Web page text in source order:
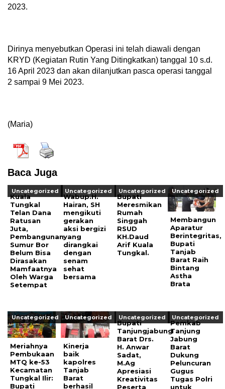
2023.
Dirinya menyebutkan Operasi ini telah diawali dengan
KRYD (Kegiatan Rutin Yang Ditingkatkan) tanggal 10 s.d.
16 April 2023 dan akan dilanjutkan pasca operasi tanggal
2 sampai 9 Mei 2023.
(Maria)
Baca Juga
Uncategorized
Kuala
Tungkal
Telan Dana
Ratusan
Juta,
Pembangunan
Sumur Bor
Belum Bisa
Dirasakan
Mamfaatnya
Oleh Warga
Setempat
Uncategorized
Wabup.H.
Hairan, SH
mengikuti
gerakan
aksi bergizi
yang
dirangkai
dengan
senam
sehat
bersama
Uncategorized
Bupati
Meresmikan
Rumah
Singgah
RSUD
KH.Daud
Arif Kuala
Tungkal.
Uncategorized
Membangun
Aparatur
Berintegritas,
Bupati
Tanjab
Barat Raih
Bintang
Astha
Brata
Uncategorized
Meriahnya
Pembukaan
MTQ ke-53
Kecamatan
Tungkal Ilir:
Bupati
Uncategorized
Kinerja
baik
kapolres
Tanjab
Barat
berhasil
Uncategorized
Bupati
Tanjungjabung
Barat Drs.
H. Anwar
Sadat,
M.Ag
Apresiasi
Kreativitas
Peserta
Uncategorized
Pemkab
Tanjung
Jabung
Barat
Dukung
Peluncuran
Gugus
Tugas Polri
untuk